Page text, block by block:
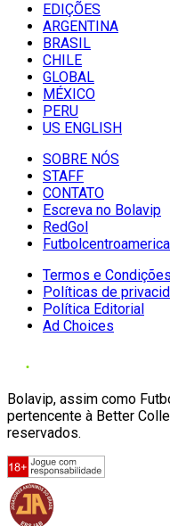
EDIÇÕES
ARGENTINA
BRASIL
CHILE
GLOBAL
MÉXICO
PERU
US ENGLISH
SOBRE NÓS
STAFF
CONTATO
Escreva no Bolavip
RedGol
Futbolcentroamerica
Termos e Condições
Políticas de
Política Editorial
Ad Choices
Bolavip, assim como
pertencente à Better
reservados.